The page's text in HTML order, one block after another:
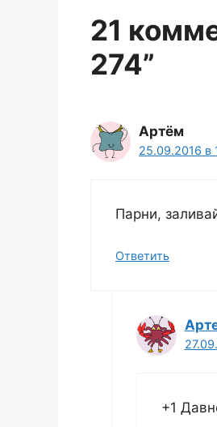
21
274”
Артём
25.09.2016 в
Парни,
Ответить
+1